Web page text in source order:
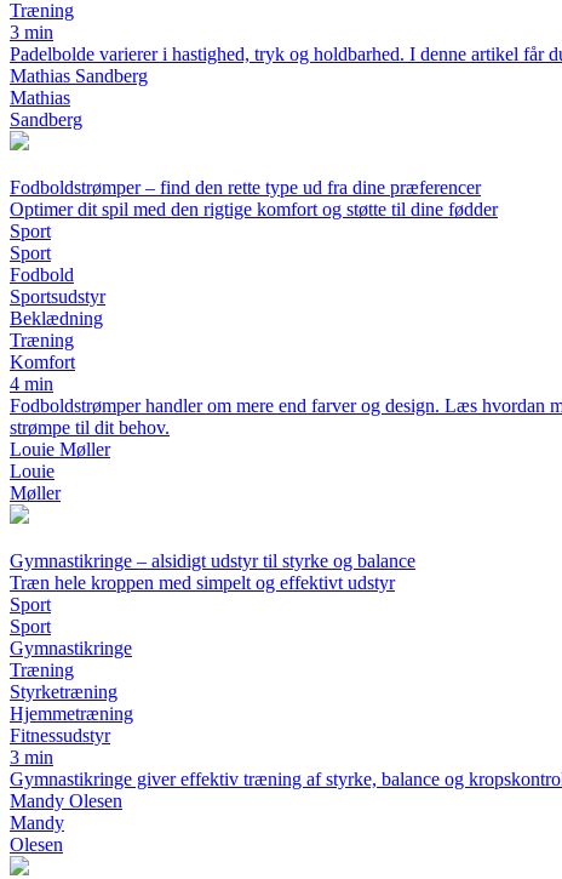
Træning
3 min
Padelbolde varierer i hastighed, tryk og holdbarhed. I denne artikel
Mathias Sandberg
Mathias
Sandberg
Fodboldstrømper – find den rette type ud fra dine præferencer
Optimer dit spil med den rigtige komfort og støtte til dine fødder
Sport
Sport
Fodbold
Sportsudstyr
Beklædning
Træning
Komfort
4 min
Fodboldstrømper handler om mere end farver og design. Læs
strømpe til dit behov.
Louie Møller
Louie
Møller
Gymnastikringe – alsidigt udstyr til styrke og balance
Træn hele kroppen med simpelt og effektivt udstyr
Sport
Sport
Gymnastikringe
Træning
Styrketræning
Hjemmetræning
Fitnessudstyr
3 min
Gymnastikringe giver effektiv træning af styrke, balance og
Mandy Olesen
Mandy
Olesen